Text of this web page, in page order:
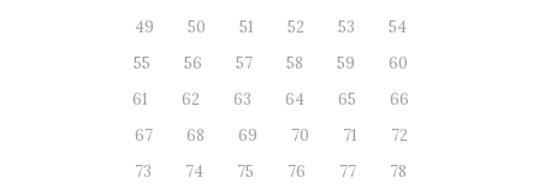
49
50 51 52 53
54
55
56 57 58 59
60
61
62 63 64 65
66
67
68 69 70 71
72
73
74 75 76 77
78